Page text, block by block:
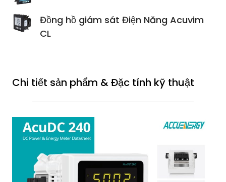
Đồng hồ giám sát Điện Năng Acuvim
CL
Chi tiết sản phẩm & Đặc tính kỹ thuật